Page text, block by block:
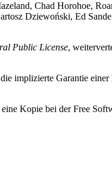
Chad Horohoe,
Dziewoński, Ed
Public License,
implizierte Garantie einer
Kopie bei der Free